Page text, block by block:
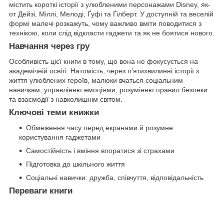
містить короткі історії з улюбленими персонажами Disney, як-
от Дейзі, Міллі, Мелоді, Ґуфі та Ґілберт. У доступній та веселій
формі малечі розкажуть, чому важливо вміти поводитися з
технікою, коли слід відкласти гаджети та як не боятися нового.
Навчання через гру
Особливість цієї книги в тому, що вона не фокусується на
академічній освіті. Натомість, через п’ятихвилинні історії з
життя улюблених героїв, малюки вчаться соціальним
навичкам, управлінню емоціями, розумінню правил безпеки
та взаємодії з навколишнім світом.
Ключові теми книжки
Обмеження часу перед екранами й розумне
користування гаджетами
Самостійність і вміння впоратися зі страхами
Підготовка до шкільного життя
Соціальні навички: дружба, співчуття, відповідальність
Переваги книги